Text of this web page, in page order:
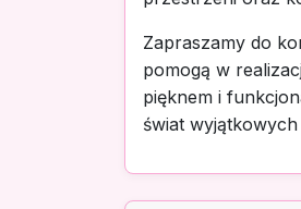
Zapraszamy do
pomogą w
pięknem i
świat